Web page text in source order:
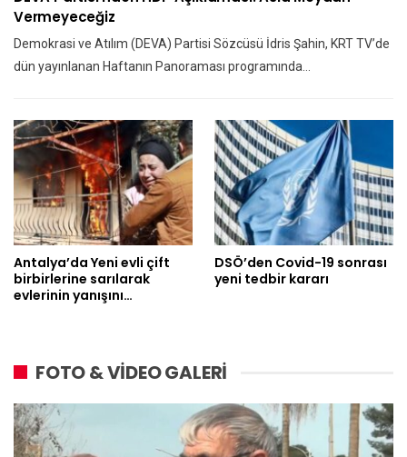
Vermeyeceğiz
Demokrasi ve Atılım (DEVA) Partisi Sözcüsü İdris Şahin, KRT TV’de
dün yayınlanan Haftanın Panoraması programında…
Antalya’da Yeni evli çift
birbirlerine sarılarak
evlerinin yanışını…
DSÖ’den Covid-19 sonrası
yeni tedbir kararı
FOTO & VİDEO GALERİ